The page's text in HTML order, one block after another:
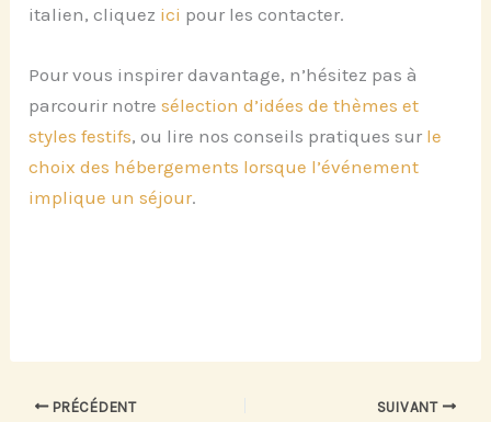
italien, cliquez ici pour les contacter.
Pour vous inspirer davantage, n’hésitez pas à
parcourir notresélection d’idées de thèmes et
styles festifs, ou lire nos conseils pratiques sur le
choix des hébergements lorsque l’événement
implique un séjour.
PRÉCÉDENT SUIVANT